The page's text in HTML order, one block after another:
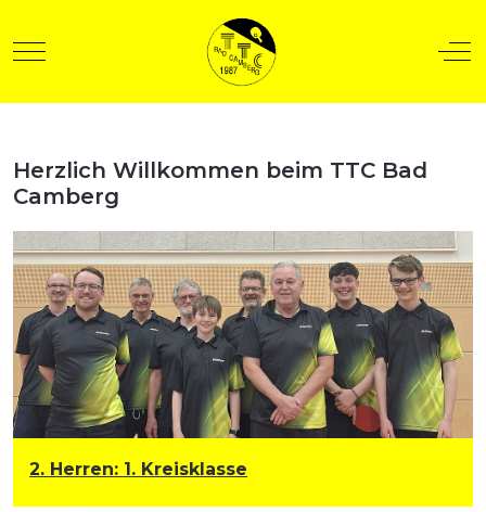
Mobile Menu Toggle
Herzlich Willkommen beim TTC Bad
Camberg
2. Herren: 1. Kreisklasse
anzeigen